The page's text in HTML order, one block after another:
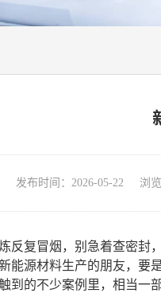
发布时间：2026-05-22 浏览
反复冒烟，别急着查密封
能源材料生产的朋友，要
到的不少案例里，相当一